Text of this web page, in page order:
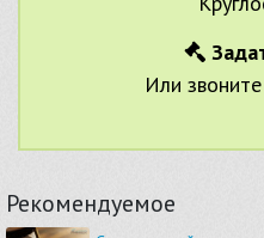
Или
Рекомендуемое